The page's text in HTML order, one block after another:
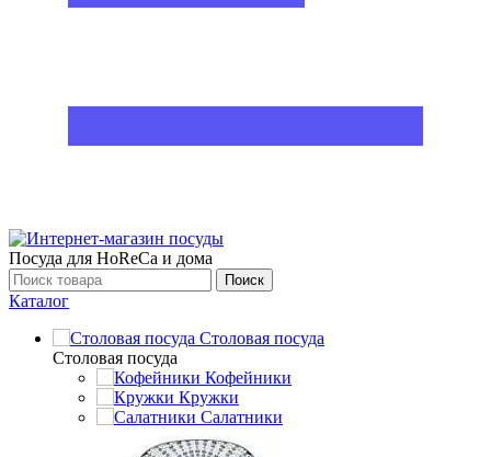
Посуда для HoReCa и дома
Поиск
Каталог
Столовая посуда
Столовая посуда
Кофейники
Кружки
Салатники